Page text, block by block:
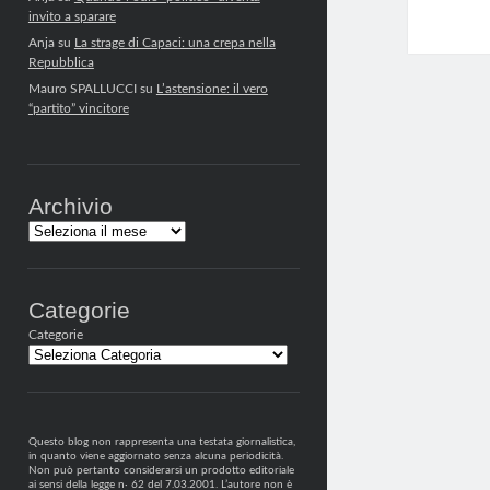
invito a sparare
Anjasu La strage di Capaci: una crepa nella
Repubblica
Mauro SPALLUCCIsu L’astensione: il vero
“partito” vincitore
Archivio
Archivi
Categorie
Categorie
Questo blog non rappresenta una testata giornalistica,
in quanto viene aggiornato senza alcuna periodicità.
Non può pertanto considerarsi un prodotto editoriale
ai sensi della legge n· 62 del 7.03.2001. L’autore non è